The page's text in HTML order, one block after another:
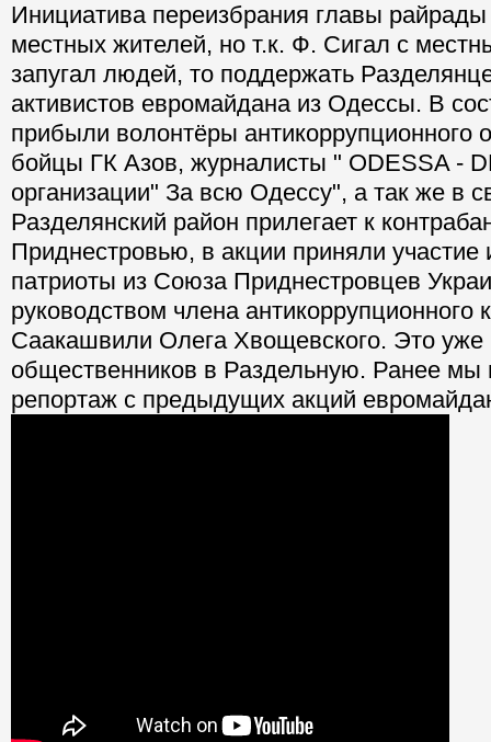
Инициатива переизбрания главы
местных жителей, но т.к. Ф. Сигал с
запугал людей, то поддержать
активистов евромайдана из Одессы. В
прибыли волонтёры антикоррупционного
бойцы ГК Азов, журналисты " ODESSA -
организации" За всю Одессу", а так же в
Разделянский район прилегает к
Приднестровью, в акции приняли участие
патриоты из Союза Приднестровцев
руководством члена антикоррупционного
Саакашвили Олега Хвощевского. Это уже
общественников в Раздельную. Ранее мы
репортаж с предыдущих акций